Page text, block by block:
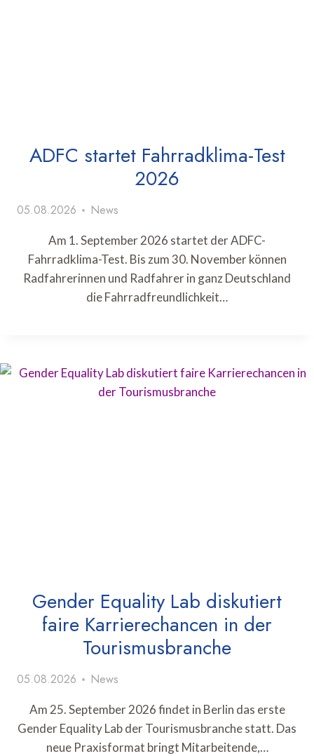
ADFC startet Fahrradklima-Test
2026
05.08.2026 News
Am 1. September 2026 startet der ADFC-
Fahrradklima-Test. Bis zum 30. November können
Radfahrerinnen und Radfahrer in ganz Deutschland
die Fahrradfreundlichkeit…
Gender Equality Lab diskutiert
faire Karrierechancen in der
Tourismusbranche
05.08.2026 News
Am 25. September 2026 findet in Berlin das erste
Gender Equality Lab der Tourismusbranche statt. Das
neue Praxisformat bringt Mitarbeitende,…